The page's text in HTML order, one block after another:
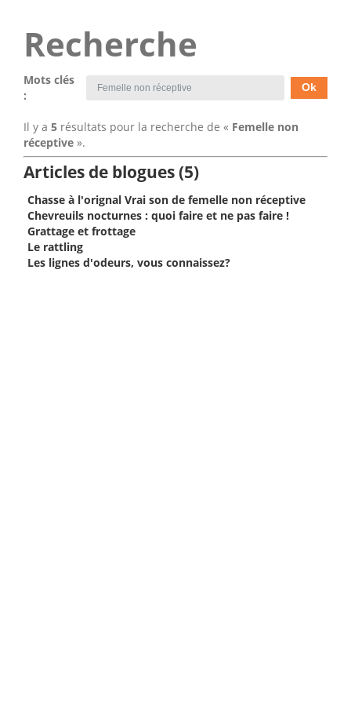
Recherche
Mots clés
:
Il y a 5 résultats pour la recherche de « Femelle non
réceptive ».
Articles de blogues (5)
Chasse à l'orignal Vrai son de femelle non réceptive
Chevreuils nocturnes : quoi faire et ne pas faire !
Grattage et frottage
Le rattling
Les lignes d'odeurs, vous connaissez?